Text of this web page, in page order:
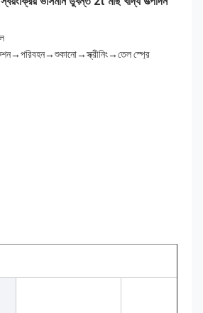
স্প্রে